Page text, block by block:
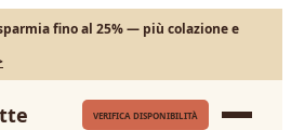
fino al 25% — più colazione e
VERIFICA DISPONIBILITÀ